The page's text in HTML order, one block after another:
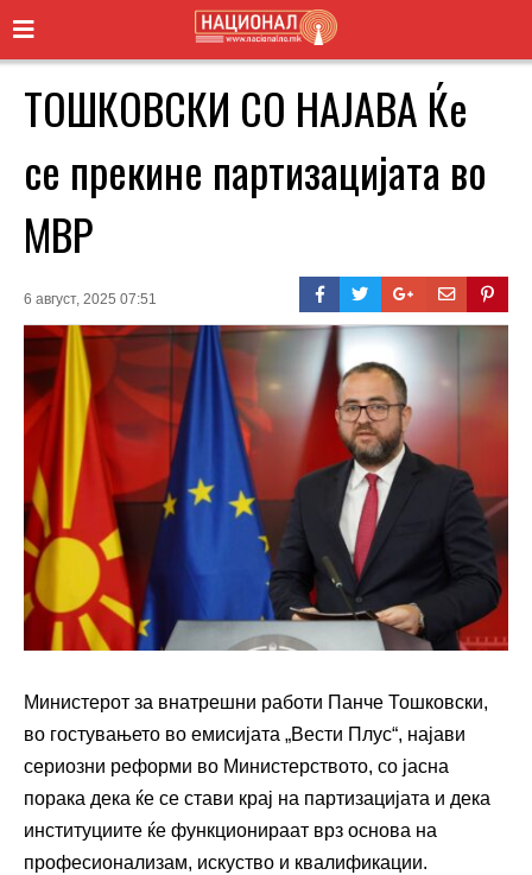
ТОШКОВСКИ СО НАЈАВА Ќе
се прекине партизацијата во
МВР
6 август, 2025 07:51
Министерот за внатрешни работи Панче Тошковски,
во гостувањето во емисијата „Вести Плус“, најави
сериозни реформи во Министерството, со јасна
порака дека ќе се стави крај на партизацијата и дека
институциите ќе функционираат врз основа на
професионализам, искуство и квалификации.